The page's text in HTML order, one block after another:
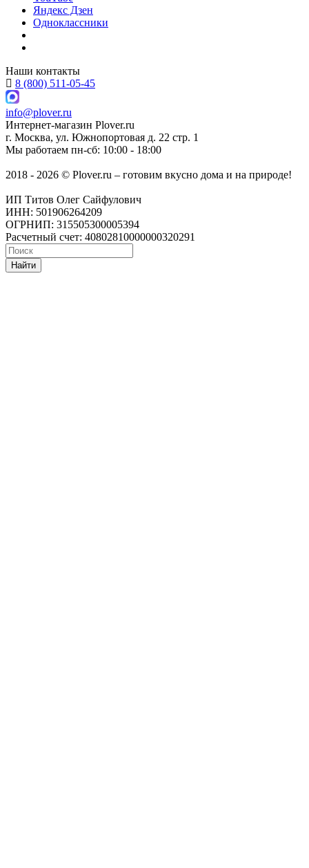
Яндекс Дзен
Одноклассники
Наши контакты
8 (800) 511-05-45
info@plover.ru
Интернет-магазин Plover.ru
г. Москва, ул. Южнопортовая д. 22 стр. 1
Мы работаем пн-сб: 10:00 - 18:00
2018 - 2026 © Plover.ru – готовим вкусно дома и на природе!
ИП Титов Олег Сайфулович
ИНН: 501906264209
ОГРНИП: 315505300005394
Расчетный счет: 40802810000000320291
Найти